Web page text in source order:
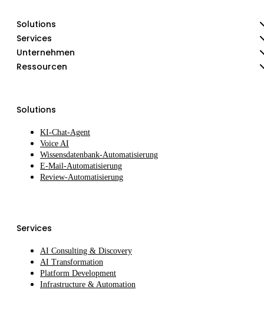
Solutions
Services
Unternehmen
Ressourcen
Solutions
KI-Chat-Agent
Voice AI
Wissensdatenbank-Automatisierung
E-Mail-Automatisierung
Review-Automatisierung
Services
AI Consulting & Discovery
AI Transformation
Platform Development
Infrastructure & Automation